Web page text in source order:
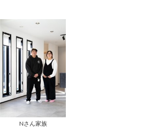
Nさん家族